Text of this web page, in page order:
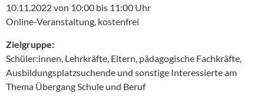
10.11.2022 von 10:00 bis 11:00 Uhr
Online-Veranstaltung, kostenfrei
Zielgruppe:
Schüler:innen, Lehrkräfte, Eltern, pädagogische Fachkräfte,
Ausbildungsplatzsuchende und sonstige Interessierte am
Thema Übergang Schule und Beruf